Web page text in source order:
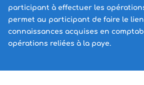
participant à effectuer les
permet au participant de faire le
connaissances acquises en
opérations reliées à la paye.